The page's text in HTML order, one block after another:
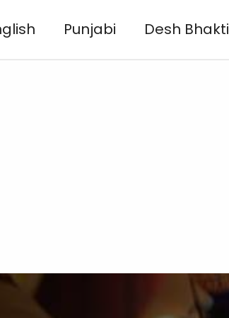
Punjabi Desh Bhakti